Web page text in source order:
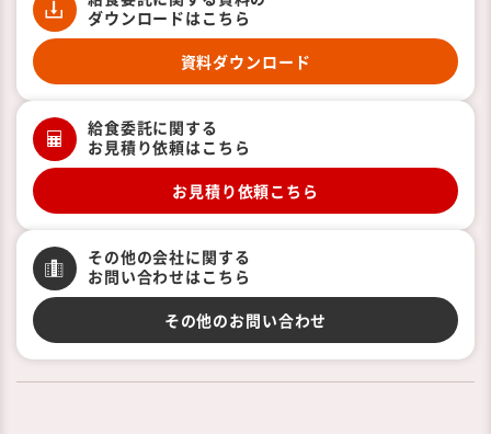
ダウンロードはこちら
資料ダウンロード
給食委託に関する
お見積り依頼はこちら
お見積り依頼こちら
その他の会社に関する
お問い合わせはこちら
その他のお問い合わせ